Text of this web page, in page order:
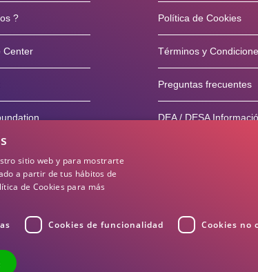
?
Center
Política de Cookies
Términos y
Preguntas frecuentes
DEA / DESA
sitio web y para mostrarte
a partir de tus hábitos de
de Cookies para más
Cookies de funcionalidad Cookies no